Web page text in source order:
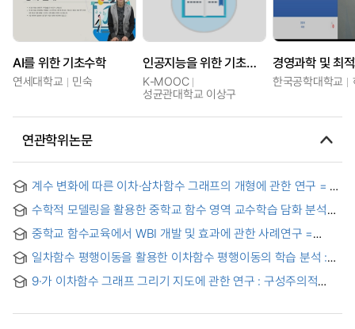
AI를 위한 기초수학
연세대학교 민숙
인공지능을 위한 기초수학 입문 (High school)
K-MOOC
성균관대학교 이상구
한국공학대학교
연관학위논문
계수 변화에 따른 이차·삼차함수 그래프의 개형에 관한 연구 = A
Functions with Variation of Coefficients
수학적 모델링을 활용한 중학교 함수 영역 교수학습 담화 분석
Function Using Mathematical Modeling
중학교 함수교육에서 WBI 개발 및 효과에 관한 사례연구 =
School Mathematics
일차함수 평행이동을 활용한 이차함수 평행이동의 학습 분석 :
9·가 이차함수 그래프 그리기 지도에 관한 연구 : 구성주의적